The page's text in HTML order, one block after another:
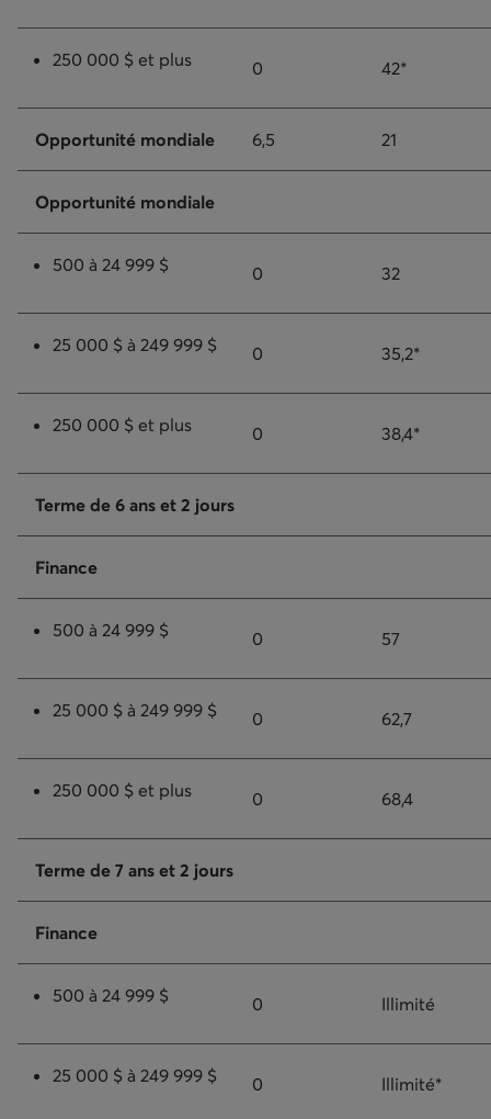
250 000 $ et plus 0 42*
Opportunité mondiale 6,5 21
Opportunité mondiale
500 à 24 999 $ 0 32
25 000 $ à 249 999 $ 0 35,2*
250 000 $ et plus 0 38,4*
Terme de 6 ans et 2 jours
Finance
500 à 24 999 $ 0 57
25 000 $ à 249 999 $ 0 62,7
250 000 $ et plus 0 68,4
Terme de 7 ans et 2 jours
Finance
500 à 24 999 $ 0 Illimité
25 000 $ à 249 999 $ 0 Illimité*